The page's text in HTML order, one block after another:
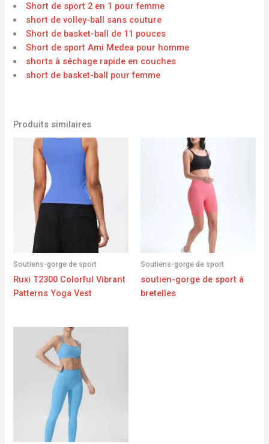
Short de sport 2 en 1 pour femme
short de volley-ball sans couture
Short de basket-ball de 11 pouces
Short de sport Ami Medea pour homme
shorts à séchage rapide en couches
short de basket-ball pour femme
Produits similaires
Soutiens-gorge de sport
Ruxi T2300 Colorful Vibrant
Patterns Yoga Vest
Soutiens-gorge de sport
soutien-gorge de sport à
bretelles